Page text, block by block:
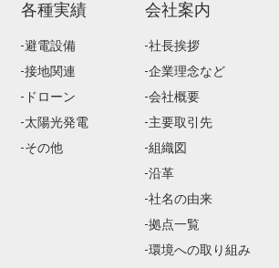
各種実績
避電設備
接地関連
ドローン
太陽光発電
その他
会社案内
社長挨拶
企業理念など
会社概要
主要取引先
組織図
沿革
社名の由来
拠点一覧
環境への取り組み